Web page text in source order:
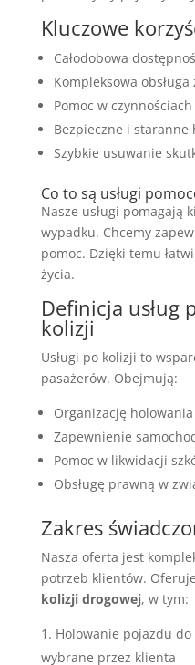
Kluczowe
Całodobowa
Kompleksowa
Pomoc w
Bezpieczne i
Szybkie usuwanie
Co to są usługi
Nasze usługi pomagają
wypadku. Chcemy
pomoc. Dzięki temu
życia.
Definicja usług
kolizji
Usługi po kolizji to
pasażerów. Obejmują:
Organizację
Zapewnienie
Pomoc w likwidacji
Obsługę prawną w
Zakres
Nasza oferta jest
potrzeb klientów.
kolizji drogowej, w tym:
Holowanie pojazdu
wybrane przez klienta